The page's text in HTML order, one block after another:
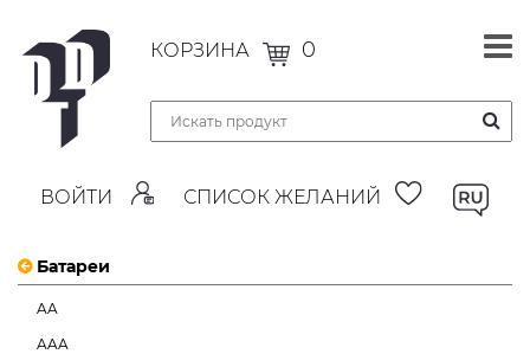
КОРЗИНА 0
ВОЙТИ СПИСОК ЖЕЛАНИЙ
Батареи
AA
AAA